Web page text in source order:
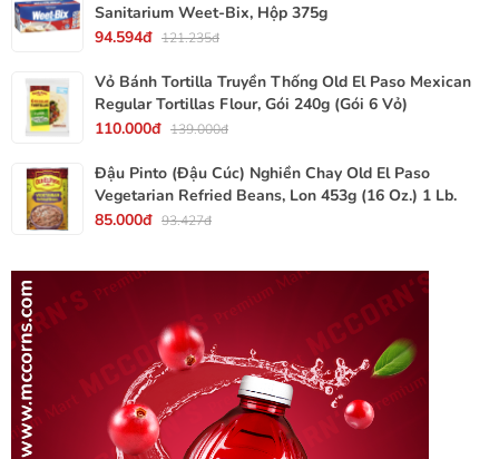
Sanitarium Weet-Bix, Hộp 375g
94.594đ 121.235đ
Vỏ Bánh Tortilla Truyền Thống Old El Paso Mexican
Regular Tortillas Flour, Gói 240g (Gói 6 Vỏ)
110.000đ 139.000đ
Đậu Pinto (Đậu Cúc) Nghiền Chay Old El Paso
Vegetarian Refried Beans, Lon 453g (16 Oz.) 1 Lb.
85.000đ 93.427đ